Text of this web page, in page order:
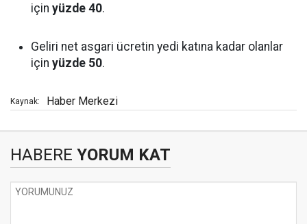
için yüzde 40.
Geliri net asgari ücretin yedi katına kadar olanlar
için yüzde 50.
Kaynak: Haber Merkezi
HABERE YORUM KAT